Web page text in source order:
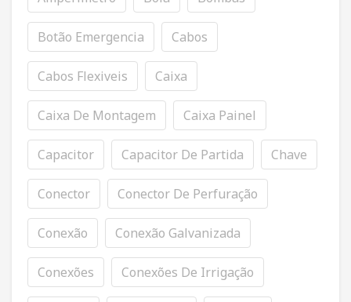
Botão Emergencia Cabos
Cabos Flexiveis Caixa
Caixa De Montagem Caixa Painel
Capacitor Capacitor De Partida Chave
Conector Conector De Perfuração
Conexão Conexão Galvanizada
Conexões Conexões De Irrigação